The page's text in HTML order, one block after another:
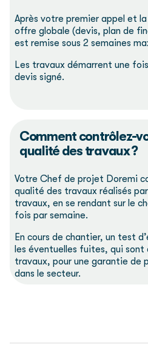
Après votre premier appel et
offre globale (devis, plan de
est remise sous 2 semaines
Les travaux démarrent une
devis signé.
Comment contrôlez-
qualité des travaux ?
Votre Chef de projet Doremi
qualité des travaux réalisés
travaux, en se rendant sur le
fois par semaine.
En cours de chantier, un test
les éventuelles fuites, qui
travaux, pour une garantie de
dans le secteur.